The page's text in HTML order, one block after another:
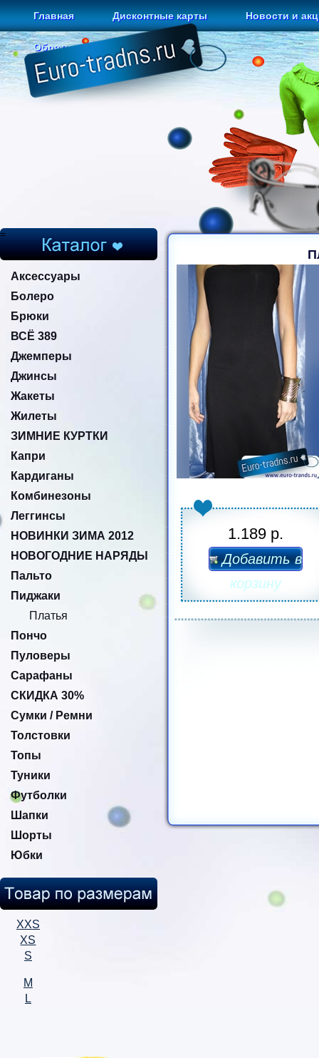
Главная Дисконтные карты Новости и
Обратная связь
=
Аксессуары
Болеро
Брюки
ВСЁ 389
Джемперы
Джинсы
Жакеты
Жилеты
ЗИМНИЕ КУРТКИ
Капри
Кардиганы
Комбинезоны
Леггинсы
НОВИНКИ ЗИМА 2012
НОВОГОДНИЕ НАРЯДЫ
Пальто
Пиджаки
Платья
Пончо
Пуловеры
Сарафаны
СКИДКА 30%
Сумки / Ремни
Толстовки
Топы
Туники
Футболки
Шапки
Шорты
Юбки
XXS
XS
S
M
L
1.189 р.
Добавить в
корзину